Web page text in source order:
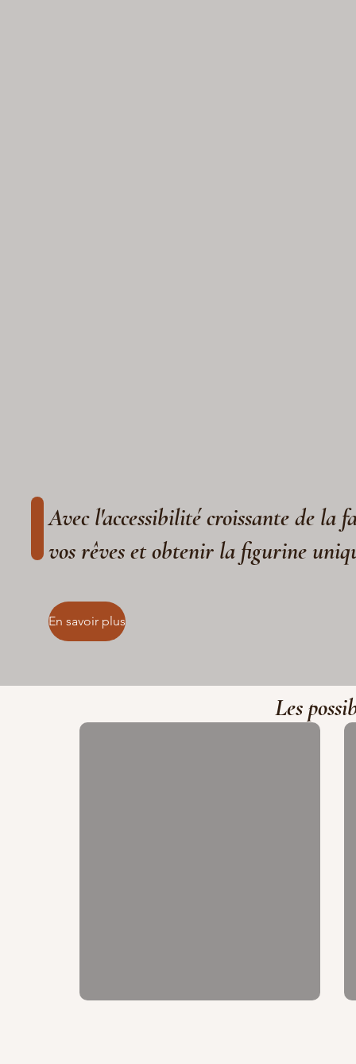
Avec l'accessibilité croissante de la
vos rêves et obtenir la figurine
En savoir plus
Les